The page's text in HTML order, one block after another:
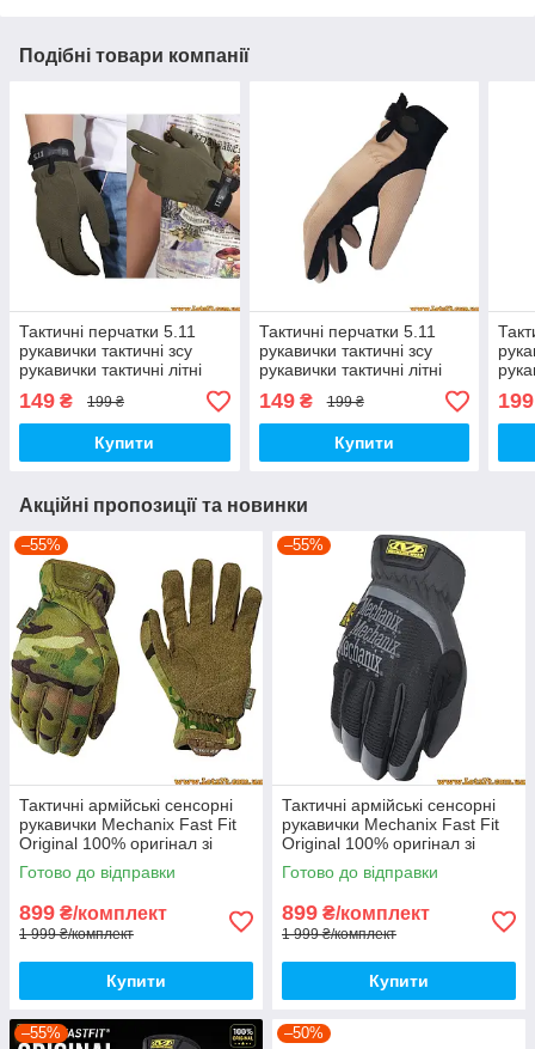
Подібні товари компанії
Тактичні перчатки 5.11
рукавички тактичні зсу
рукавички тактичні літні
Олива зелені L
149 ₴ 199 ₴
Купити
Тактичні перчатки 5.11
рукавички тактичні зсу
рукавички тактичні літні
Пісок Койот M
149₴ 199 ₴
Купити
199
Акційні пропозиції та новинки
–55%
Тактичні армійські сенсорні
рукавички Mechanix Fast Fit
Original 100% оригінал зі
США Multicam XL
Готово до відправки
899 ₴/комплект
1 999 ₴/комплект
Купити
–55%
Тактичні армійські сенсорні
рукавички Mechanix Fast Fit
Original 100% оригінал зі
США M
Готово до відправки
899 ₴/комплект
1 999 ₴/комплект
Купити
–55% –50%